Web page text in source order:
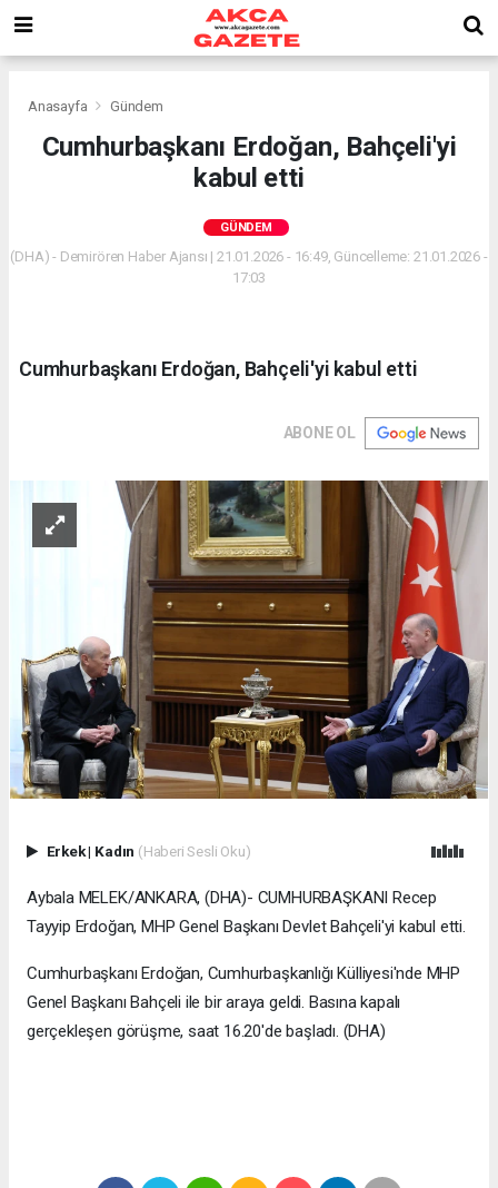
Anasayfa Gündem
Cumhurbaşkanı Erdoğan, Bahçeli'yi
kabul etti
GÜNDEM
(DHA) - Demirören Haber Ajansı | 21.01.2026 - 16:49, Güncelleme: 21.01.2026 -
17:03
Cumhurbaşkanı Erdoğan, Bahçeli'yi kabul etti
ABONE OL
Erkek| Kadın (Haberi Sesli Oku)
Aybala MELEK/ANKARA, (DHA)- CUMHURBAŞKANI Recep
Tayyip Erdoğan, MHP Genel Başkanı Devlet Bahçeli'yi kabul etti.
Cumhurbaşkanı Erdoğan, Cumhurbaşkanlığı Külliyesi'nde MHP
Genel Başkanı Bahçeli ile bir araya geldi. Basına kapalı
gerçekleşen görüşme, saat 16.20'de başladı. (DHA)